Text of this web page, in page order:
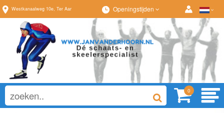
Westkanaalweg 10e, Ter Aar Openingstijden
0